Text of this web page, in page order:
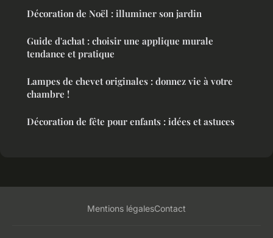
Décoration de Noël : illuminer son jardin
Guide d'achat : choisir une applique murale
tendance et pratique
Lampes de chevet originales : donnez vie à votre
chambre !
Décoration de fête pour enfants : idées et astuces
Mentions légalesContact